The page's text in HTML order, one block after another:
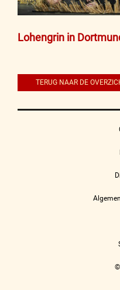
Bericht
Lohengrin in
TERUG NAAR DE
©